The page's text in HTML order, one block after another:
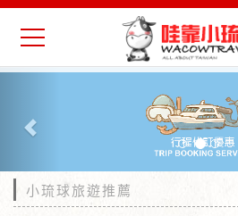
Previous
小琉球旅遊推薦